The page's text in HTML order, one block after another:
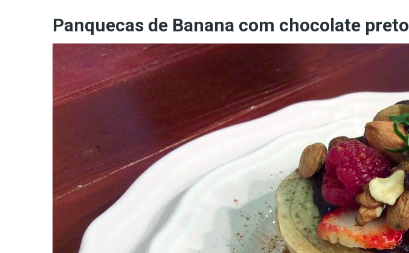
Panquecas de Banana com chocolate preto